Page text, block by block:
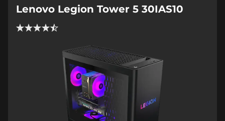
Lenovo Legion Tower 5 30IAS10